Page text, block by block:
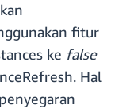
fitur
ke false
Hal